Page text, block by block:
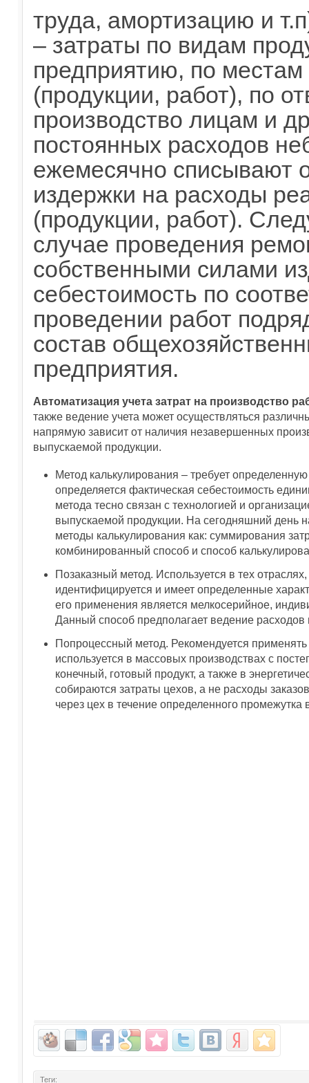
труда, амортизацию и
– затраты по видам
предприятию, по местам
(продукции, работ), по
производство лицам и
постоянных расходов
ежемесячно списывают
издержки на расходы
(продукции, работ).
случае проведения
собственными силами
себестоимость по
проведении работ
состав
предприятия.
Автоматизация учета затрат на производство
также ведение учета может осуществляться
напрямую зависит от наличия незавершенных
выпускаемой продукции.
Метод калькулирования – требует
определяется фактическая себестоимость
метода тесно связан с технологией и
выпускаемой продукции. На сегодняшний день
методы калькулирования как: суммирования
комбинированный способ и способ
Позаказный метод. Используется в тех
идентифицируется и имеет определенные
его применения является мелкосерийное,
Данный способ предполагает ведение расходов
Попроцессный метод. Рекомендуется
используется в массовых производствах с
конечный, готовый продукт, а также в
собираются затраты цехов, а не расходы
через цех в течение определенного промежутка
Теги: